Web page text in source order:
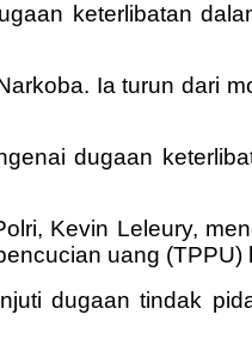
keterlibatan
Ia turun dari
dugaan
Kevin Leleury,
uang (TPPU)
dugaan tindak